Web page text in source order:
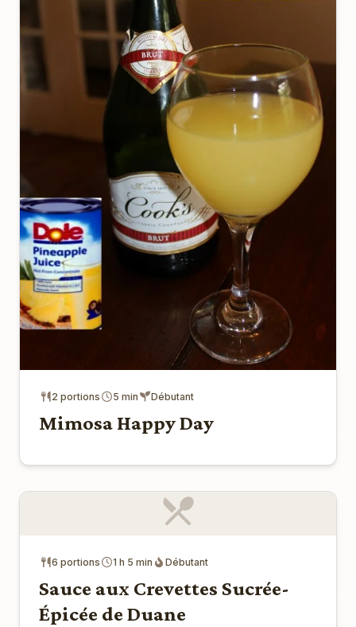
2 portions 5 min Débutant
Mimosa Happy Day
6 portions 1 h 5 min Débutant
Sauce aux Crevettes Sucrée-
Épicée de Duane